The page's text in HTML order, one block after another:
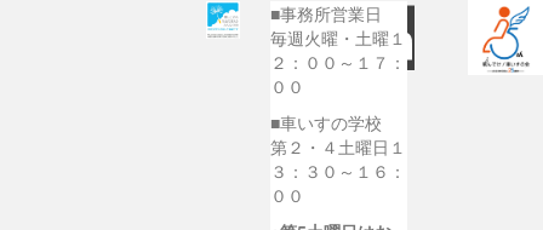
■事務所営業日
毎週火曜・土曜１
２：００～１７：
００
■車いすの学校
第２・４土曜日１
３：３０～１６：
００